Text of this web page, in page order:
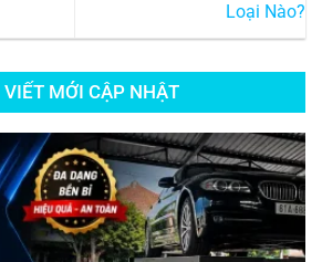
Loại Nào?
VIẾT MỚI CẬP NHẬT